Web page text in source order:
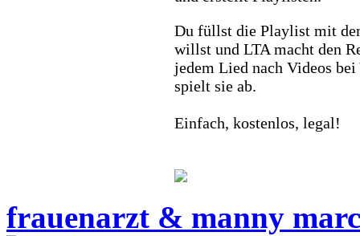
Du füllst die Playlist mit
willst und LTA macht den
jedem Lied nach Videos bei
spielt sie ab.
Einfach, kostenlos, legal!
frauenarzt & manny marc